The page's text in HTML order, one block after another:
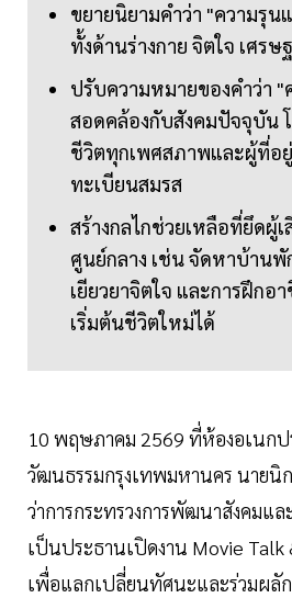
ขยายนิยามคำว่า "ความรุน
ทั้งด้านร่างกาย จิตใจ เศรษ
ปรับความหมายของคำว่า "
สอดคล้องกับสังคมปัจจุบัน
ชีวิตทุกเพศสภาพและผู้ที่อ
ทะเบียนสมรส
สร้างกลไกช่วยเหลือที่ยึดผู้
ศูนย์กลาง เช่น จัดหาบ้านพั
เยียวยาจิตใจ และการฝึกอ
เริ่มต้นชีวิตใหม่ได้
10 พฤษภาคม 2569 ที่ห้องอเนก
วัฒนธรรมกรุงเทพมหานคร นายนิ
ว่าการกระทรวงการพัฒนาสังคมแ
เป็นประธานเปิดงาน Movie Talk
เพื่อแลกเปลี่ยนทัศนะและร่วมผลั